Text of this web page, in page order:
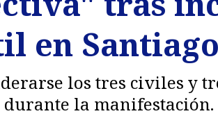
en Santiago
los tres civiles y
durante la manifestación.